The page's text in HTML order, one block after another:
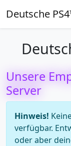
Deutsche
Unsere
Server
Hinweis!
verfügbar.
oder aber